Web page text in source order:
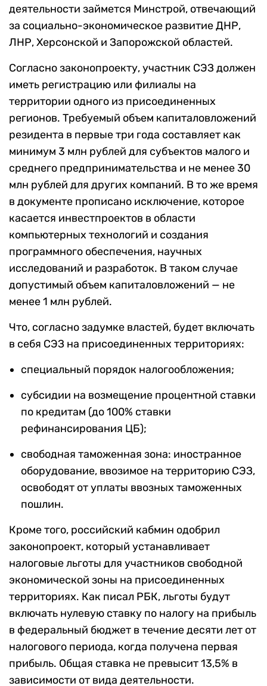
деятельности займется Минстрой, отвечающий
за социально-экономическое развитие ДНР,
ЛНР, Херсонской и Запорожской областей.
Согласно законопроекту, участник СЭЗ должен
иметь регистрацию или филиалы на
территории одного из присоединенных
регионов. Требуемый объем капиталовложений
резидента в первые три года составляет как
минимум 3 млн рублей для субъектов малого и
среднего предпринимательства и не менее 30
млн рублей для других компаний. В то же время
в документе прописано исключение, которое
касается инвестпроектов в области
компьютерных технологий и создания
программного обеспечения, научных
исследований и разработок. В таком случае
допустимый объем капиталовложений — не
менее 1 млн рублей.
Что, согласно задумке властей, будет включать
в себя СЭЗ на присоединенных территориях:
специальный порядок налогообложения;
субсидии на возмещение процентной ставки
по кредитам (до 100% ставки
рефинансирования ЦБ);
свободная таможенная зона: иностранное
оборудование, ввозимое на территорию СЭЗ,
освободят от уплаты ввозных таможенных
пошлин.
Кроме того, российский кабмин одобрил
законопроект, который устанавливает
налоговые льготы для участников свободной
экономической зоны на присоединенных
территориях. Как писал РБК, льготы будут
включать нулевую ставку по налогу на прибыль
в федеральный бюджет в течение десяти лет от
налогового периода, когда получена первая
прибыль. Общая ставка не превысит 13,5% в
зависимости от вида деятельности.